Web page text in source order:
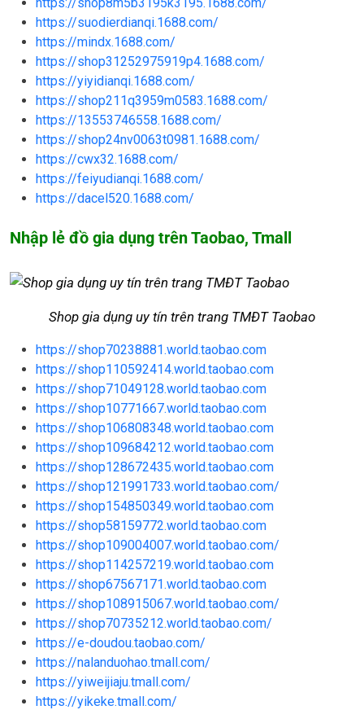
https://suodierdianqi.1688.com/
https://mindx.1688.com/
https://shop31252975919p4.1688.com/
https://yiyidianqi.1688.com/
https://shop211q3959m0583.1688.com/
https://13553746558.1688.com/
https://shop24nv0063t0981.1688.com/
https://cwx32.1688.com/
https://feiyudianqi.1688.com/
https://dacel520.1688.com/
Nhập lẻ đồ gia dụng trên Taobao, Tmall
Shop gia dụng uy tín trên trang TMĐT Taobao
https://shop70238881.world.taobao.com
https://shop110592414.world.taobao.com
https://shop71049128.world.taobao.com
https://shop10771667.world.taobao.com
https://shop106808348.world.taobao.com
https://shop109684212.world.taobao.com
https://shop128672435.world.taobao.com
https://shop121991733.world.taobao.com/
https://shop154850349.world.taobao.com
https://shop58159772.world.taobao.com
https://shop109004007.world.taobao.com/
https://shop114257219.world.taobao.com
https://shop67567171.world.taobao.com
https://shop108915067.world.taobao.com/
https://shop70735212.world.taobao.com/
https://e-doudou.taobao.com/
https://nalanduohao.tmall.com/
https://yiweijiaju.tmall.com/
https://yikeke.tmall.com/